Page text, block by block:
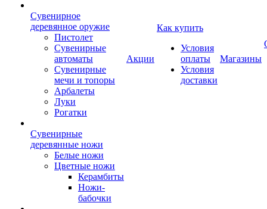
Сувенирное
деревянное оружие
Пистолет
Сувенирные
автоматы
Сувенирные
мечи и топоры
Арбалеты
Луки
Рогатки
Сувенирные
деревянные ножи
Белые ножи
Цветные ножи
Керамбиты
Ножи-
бабочки
Акции
Как купить
Условия
оплаты
Условия
доставки
Магазины